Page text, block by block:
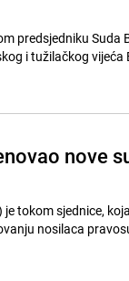
predsjedniku Suda
i tužilačkog vijeća
nove
tokom sjednice,
nosilaca